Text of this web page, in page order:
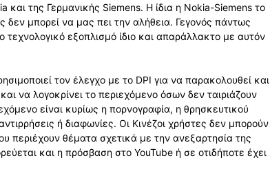
και της Γερμανικής Siemens. Η ίδια η Nokia-Siemens το
δεν μπορεί να μας πει την αλήθεια. Γεγονός πάντως
τεχνολογικό εξοπλισμό ίδιο και απαράλλακτο με αυτόν
τον έλεγχο με το DPI για να παρακολουθεί και
να λογοκρίνει το περιεχόμενο όσων δεν ταιριάζουν
είναι κυρίως η πορνογραφία, η θρησκευτικού
ή διαφωνίες. Οι Κινέζοι χρήστες δεν μπορούν
περιέχουν θέματα σχετικά με την ανεξαρτησία της
και η πρόσβαση στο YouTube ή σε οτιδήποτε έχει